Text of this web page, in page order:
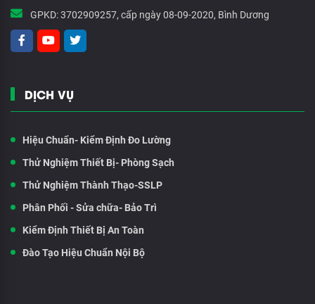
GPKD:3702909257, cấp ngày 08-09-2020, Bình Dương
DỊCH VỤ
Hiệu Chuẩn- Kiểm Định Đo Lường
Thử Nghiệm Thiết Bị- Phòng Sạch
Thử Nghiệm Thành Thạo-SSLP
Phân Phối - Sửa chữa- Bảo Trì
Kiểm Định Thiết Bị An Toàn
Đào Tạo Hiệu Chuẩn Nội Bộ